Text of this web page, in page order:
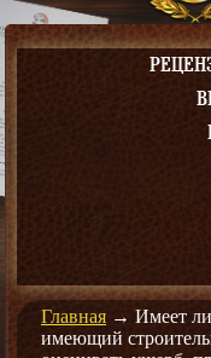
Главная → Имеет
имеющий